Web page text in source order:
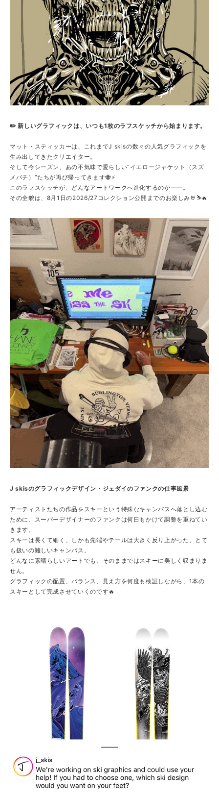
✏️ 新しいグラフィックは、いつも1枚のラフスケッチから始まります。
マット・スティッカーは、これまでJ skisの数々の人気グラフィックを
生み出してきたクリエイター。
そして今シーズン、あの不気味で愛らしい“イエロージャケット（スズ
メバチ）”たちが再び帰ってきます🐝⚡
このラフスケッチが、どんなアートワークへ進化するのか――。
その全貌は、8月1日の2026/27コレクション公開までのお楽しみ🤘⛷️🔥
J skisのグラフィックデザイン・ジェダイのファンクの仕事風景
アーティストたちの作品をスキーという特殊なキャンバスへ落とし込む
ために、スーパーデザイナーのファンクは何日もかけて調整を重ねてい
きます。
スキーは長くて細く、しかも先端やテールは大きく反り上がった、とて
も扱いの難しいキャンバス。
どんなに素晴らしいアートでも、そのままではスキーに美しく収まりま
せん。
グラフィックの配置、バランス、見え方を何度も検証しながら、1本の
スキーとして完成させていくのです🔥